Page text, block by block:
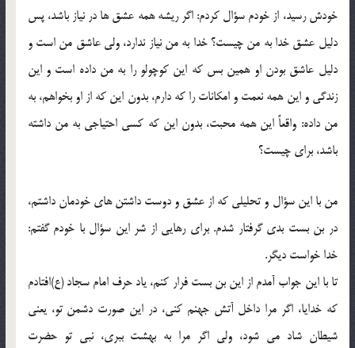
خودش رسيد، از خودم سؤال کردم: اگر ريشه همه عشق ها در نياز باشد، پس
دليل عشق خدا به من چيست؟ خدا به من نياز ندارد، ولي عاشق من است و
دليل عاشق بودن او همين بس که اين کوچولو را به من داده است و اين
زندگي و اين همه نعمت و امکانات را که دارم، بدون اين که از او بخواهم، به
من داده: واقعاً اين همه محبت، بدون اين که کسي احتياجي به من داشته
باشد، براي چيست؟
من با اين سؤال و تحليلي که از عشق و دوست داشتن هاي خودمان داشتم،
در بن بست بدي گرفتار شدم. براي رهايي از شر اين سؤال با خودم گفتم:
خدا خواست ديگر.
تا با اين جواب آمدم از اين بن بست فرار کنم، ياد حرف امام سجاد (ع)افتادم
که خدايا، اگر مرا داخل آتش جهنم کني، در اين صورت دشمن تو، يعني
شيطان شاد مي شود، ولي اگر مرا به بهشت ببري، نبي تو حضرت